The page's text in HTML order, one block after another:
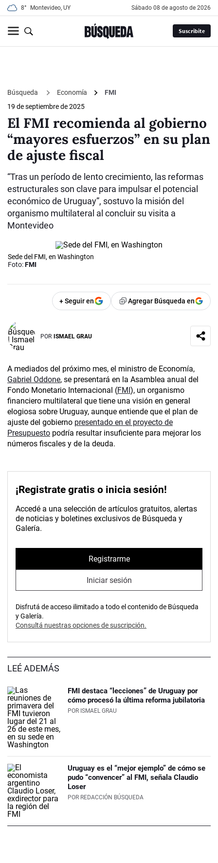
8° Montevideo, UY sábado 08 de agosto de 2026
Suscribite
Búsqueda Economía
FMI
19 de septiembre de 2025
El FMI recomienda al gobierno
“mayores esfuerzos” en su plan
de ajuste fiscal
“Tras un período de lento crecimiento, las reformas
estructurales son clave para impulsar el potencial
económico de Uruguay”, sostuvo la misión del
organismo multilateral al concluir su visita a
Montevideo
Sede del FMI, en Washington
Foto:FMI
+ Seguir en Agregar Búsqueda en
POR ISMAEL GRAU
A mediados del próximo mes, el ministro de Economía,
Gabriel Oddone, se presentará en la Asamblea anual del
Fondo Monetario Internacional (FMI), un organismo
financiero multilateral que tiene una visión en general
elogiosa sobre Uruguay, aunque entiende que el plan de
ajuste del gobierno presentado en el proyecto de
Presupuesto podría resultar insuficiente para mejorar los
números fiscales y de la deuda.
¡Registrate gratis o inicia sesión!
Accedé a una selección de artículos gratuitos, alertas
de noticias y boletines exclusivos de Búsqueda y
Galería.
Registrarme
Iniciar sesión
Disfrutá de acceso ilimitado a todo el contenido de Búsqueda
y Galería.
Consultá nuestras opciones de suscripción.
LEÉ ADEMÁS
FMI destaca “lecciones” de Uruguay por
cómo procesó la última reforma jubilatoria
POR ISMAEL GRAU
Uruguay es el “mejor ejemplo” de cómo se
pudo “convencer” al FMI, señala Claudio
Loser
POR REDACCIÓN BÚSQUEDA